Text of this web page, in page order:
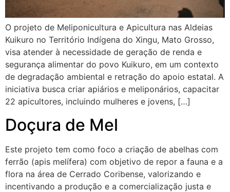
O projeto de Meliponicultura e Apicultura nas Aldeias
Kuikuro no Território Indígena do Xingu, Mato Grosso,
visa atender à necessidade de geração de renda e
segurança alimentar do povo Kuikuro, em um contexto
de degradação ambiental e retração do apoio estatal. A
iniciativa busca criar apiários e meliponários, capacitar
22 apicultores, incluindo mulheres e jovens, […]
Doçura de Mel
Este projeto tem como foco a criação de abelhas com
ferrão (apis melífera) com objetivo de repor a fauna e a
flora na área de Cerrado Coribense, valorizando e
incentivando a produção e a comercialização justa e